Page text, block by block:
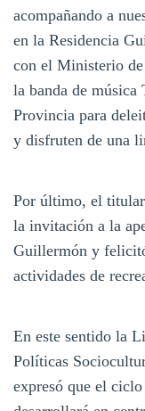
acompañando a
en la Residencia
con el Ministerio
la banda de música
Provincia para
y disfruten de una
Por último, el titular
la invitación a la
Guillermón y
actividades de
En este sentido la
Políticas
expresó que el